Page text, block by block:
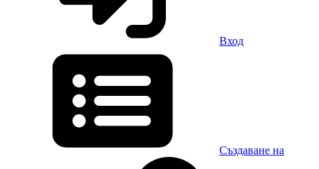
Вход
Създаване на